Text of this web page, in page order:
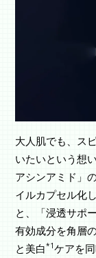
大人肌でも、ス
いたいという想
アシンアミド」
イルカプセル化
と、「浸透サポ
有効成分を角層
と美白*1ケアを